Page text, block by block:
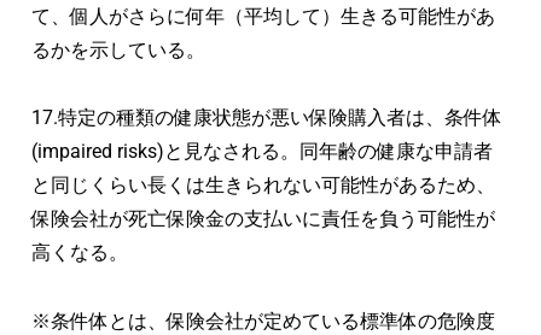
て、個人がさらに何年（平均して）生きる可能性があ
るかを示している。
17.特定の種類の健康状態が悪い保険購入者は、条件体
(impaired risks)と見なされる。同年齢の健康な申請者
と同じくらい長くは生きられない可能性があるため、
保険会社が死亡保険金の支払いに責任を負う可能性が
高くなる。
※条件体とは、保険会社が定めている標準体の危険度